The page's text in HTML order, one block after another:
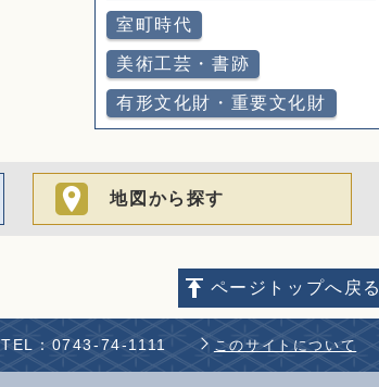
室町時代
美術工芸・書跡
有形文化財・重要文化財
地図から探す
ページトップへ戻る
TEL：0743-74-1111 このサイトについて